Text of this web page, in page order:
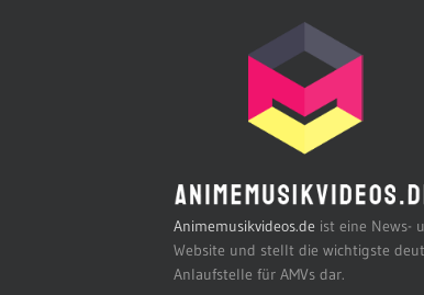
Animemusikvideos.de ist eine News-
Website und stellt die wichtigste
Anlaufstelle für AMVs dar.